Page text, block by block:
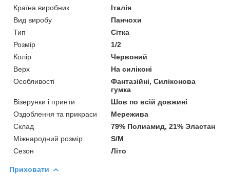
Країна виробник
Італія
Вид виробу
Панчохи
Тип
Сітка
Розмір
1/2
Колір
Червоний
Верх
На силіконі
Особливості
Фантазійні, Силіконова
гумка
Візерунки і принти
Шов по всій довжині
Оздоблення та прикраси
Мережива
Склад
79% Полиамид, 21% Эластан
Міжнародний розмір
S/M
Сезон
Літо
Приховати